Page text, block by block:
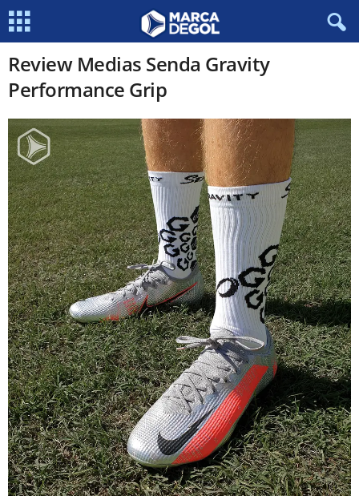
Review Medias Senda Gravity
Performance Grip